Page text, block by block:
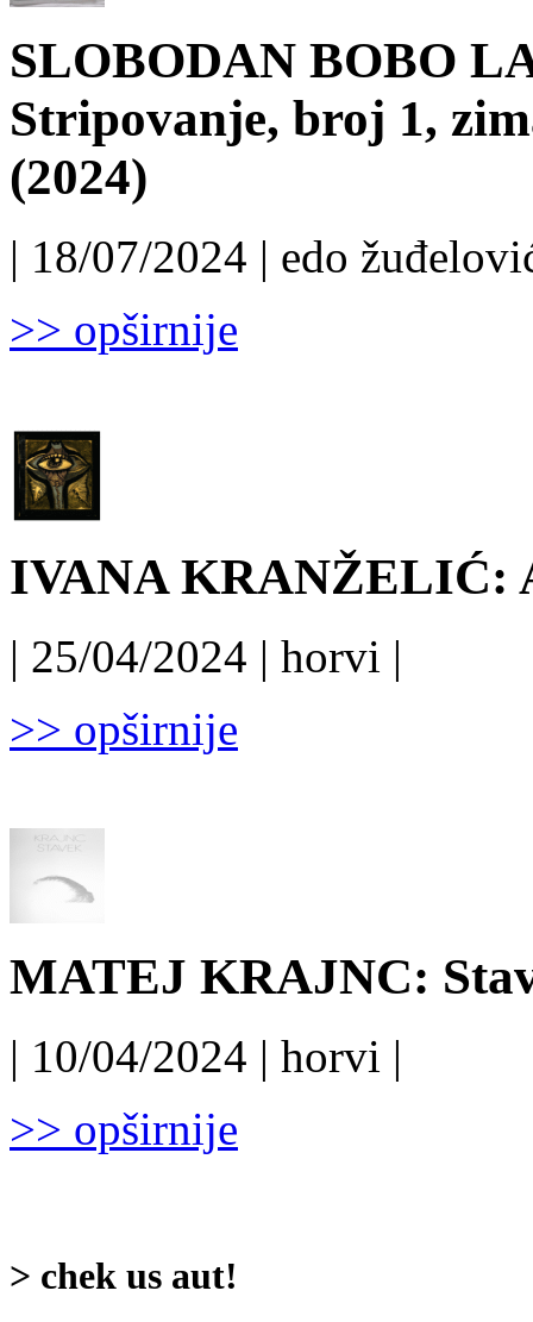
SLOBODAN BOBO
Stripovanje, broj 1,
(2024)
| 18/07/2024 | edo
>> opširnije
IVANA KRANŽELIĆ:
| 25/04/2024 | horvi |
>> opširnije
MATEJ KRAJNC:
| 10/04/2024 | horvi |
>> opširnije
> chek us aut!